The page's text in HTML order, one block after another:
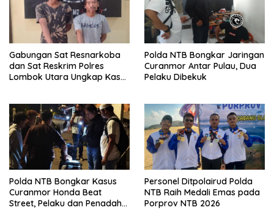
Gabungan Sat Resnarkoba
dan Sat Reskrim Polres
Lombok Utara Ungkap Kasus
Polda NTB Bongkar Jaringan
Curanmor Antar Pulau, Dua
Pelaku Dibekuk
Polda NTB Bongkar Kasus
Curanmor Honda Beat
Street, Pelaku dan Penadah
Personel Ditpolairud Polda
NTB Raih Medali Emas pada
Porprov NTB 2026